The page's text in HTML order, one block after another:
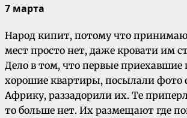
7 марта
Народ кипит, потому что
мест просто нет, даже кровати им
Дело в том, что первые приехавшие
хорошие квартиры, посылали фото
Африку, раззадорили их. Те
то больше нет. Их размещают где